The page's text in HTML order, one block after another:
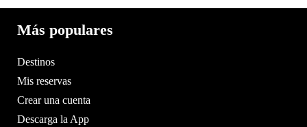
Más populares
Destinos
Mis reservas
Crear una cuenta
Descarga la App